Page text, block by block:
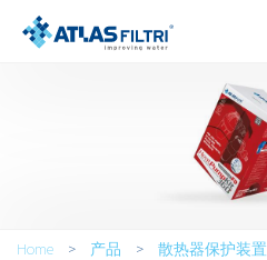
You are here
Home > 产品 > 散热器保护装置